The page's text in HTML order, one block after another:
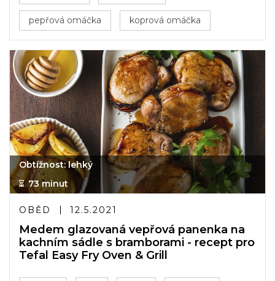
pepřová omáčka koprová omáčka
Obtížnost: lehký
73 minut
OBĚD 12.5.2021
Medem glazovaná vepřová panenka na
kachním sádle s bramborami - recept pro
Tefal Easy Fry Oven & Grill